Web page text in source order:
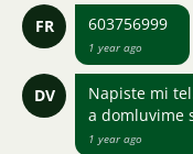
FR 603756999
1 year ago
DV
Napiste mi
a domluvime
1 year ago